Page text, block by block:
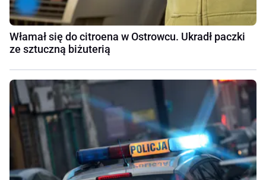
Włamał się do citroena w Ostrowcu. Ukradł paczki
ze sztuczną biżuterią